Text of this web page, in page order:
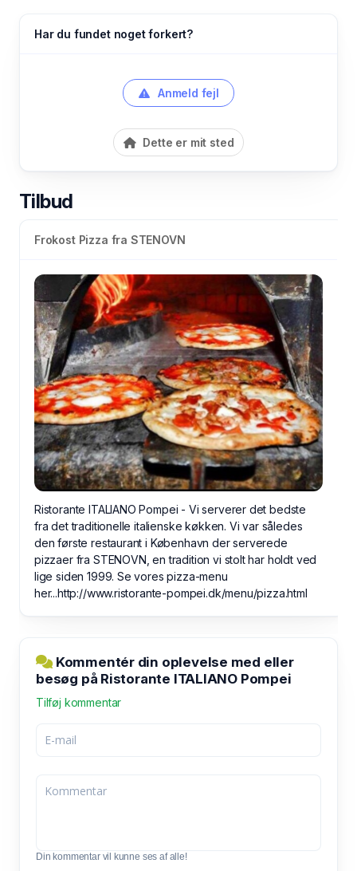
Har du fundet noget forkert?
Anmeld fejl
Dette er mit sted
Tilbud
Frokost Pizza fra STENOVN
Ristorante ITALIANO Pompei - Vi serverer det bedste
fra det traditionelle italienske køkken. Vi var således
den første restaurant i København der serverede
pizzaer fra STENOVN, en tradition vi stolt har holdt ved
lige siden 1999. Se vores pizza-menu
her...http://www.ristorante-pompei.dk/menu/pizza.html
Kommentér din oplevelse med eller
besøg på Ristorante ITALIANO Pompei
Tilføj kommentar
Din kommentar vil kunne ses af alle!